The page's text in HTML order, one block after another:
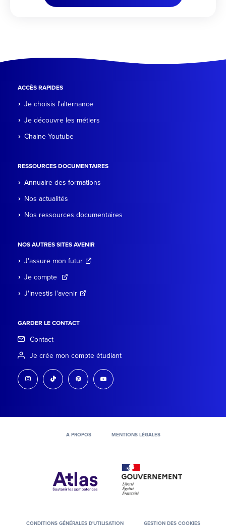
ACCÈS RAPIDES
Je choisis l'alternance
Je découvre les métiers
Chaine Youtube
RESSOURCES DOCUMENTAIRES
Annuaire des formations
Nos actualités
Nos ressources documentaires
NOS AUTRES SITES AVENIR
J'assure mon futur
Je compte
J'investis l'avenir
GARDER LE CONTACT
Contact
Je crée mon compte étudiant
instagram tiktok pinterest youtube
A PROPOS MENTIONS LÉGALES
CONDITIONS GÉNÉRALES D'UTILISATION GESTION DES COOKIES